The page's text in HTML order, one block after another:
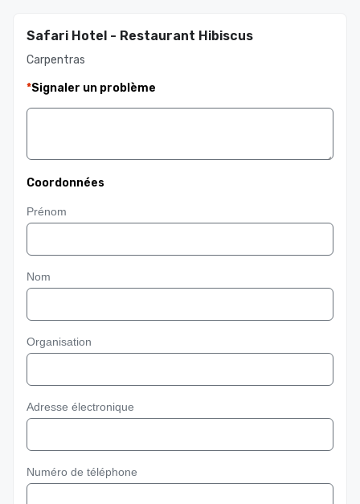
Safari Hotel - Restaurant Hibiscus
Carpentras
*Signaler un problème
Coordonnées
Prénom
Nom
Organisation
Adresse électronique
Numéro de téléphone